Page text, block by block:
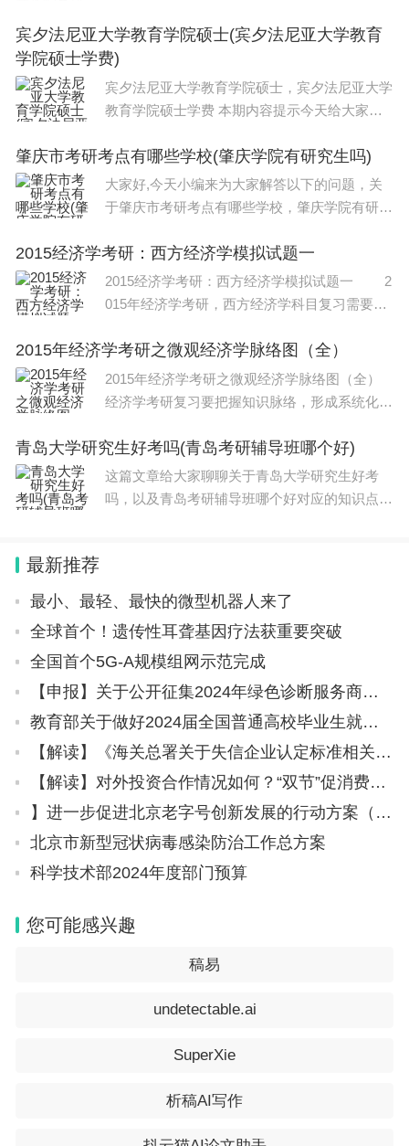
就来为大家分析分析，现在让我们一起来看看
吧！如果解决了您的问题，还望您关注下本站哦
宾夕法尼亚大学教育学院硕士(宾夕法尼亚大学教育
学院硕士学费)
宾夕法尼亚大学教育学院硕士，宾夕法尼亚大学
教育学院硕士学费 本期内容提示今天给大家要
学院的硕士课程详情，在前期的文章中，我们已
经介绍过里斯本大学文学院、商学院
肇庆市考研考点有哪些学校(肇庆学院有研究生吗)
大家好,今天小编来为大家解答以下的问题，关
于肇庆市考研考点有哪些学校，肇庆学院有研究
看吧！本文目录肇庆学院有研究生吗广东工业大
学的研究生报考点有哪些广东省招音乐
2015经济学考研：西方经济学模拟试题一
2015经济学考研：西方经济学模拟试题一 2
015年经济学考研，西方经济学科目复习需要更
复杂，研究方法也很多，有很多纯理论的东西需
要大家去理解记忆，也有很多纯数据的地
2015年经济学考研之微观经济学脉络图（全）
2015年经济学考研之微观经济学脉络图（全）
经济学考研复习要把握知识脉络，形成系统化知
识点结合起来，不容易遗漏也方便记忆。为此，
小编建议2015年考研学习，要复习经济学首
青岛大学研究生好考吗(青岛考研辅导班哪个好)
这篇文章给大家聊聊关于青岛大学研究生好考
吗，以及青岛考研辅导班哪个好对应的知识点，
最新推荐
最小、最轻、最快的微型机器人来了
全球首个！遗传性耳聋基因疗法获重要突破
全国首个5G-A规模组网示范完成
【申报】关于公开征集2024年绿色诊断服务商的通知
教育部关于做好2024届全国普通高校毕业生就业创业工作的通知（​教就业〔2023〕4号）
【解读】《海关总署关于失信企业认定标准相关事项的公告》政策解读——案例篇
【解读】对外投资合作情况如何？“双节”促消费有哪些举措？……商务部回应近期经贸热点
】进一步促进北京老字号创新发展的行动方案（2023-2025年）
北京市新型冠状病毒感染防治工作总方案
科学技术部2024年度部门预算
您可能感兴趣
稿易
undetectable.ai
SuperXie
析稿AI写作